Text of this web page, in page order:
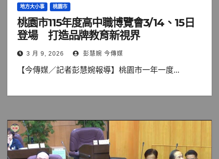
地方大小事 桃園市
桃園市115年度高中職博覽會3/14、15日
登場 打造品牌教育新視界
3 月 9, 2026 彭慧婉 今傳媒
【今傳媒／記者彭慧婉報導】桃園市一年一度...